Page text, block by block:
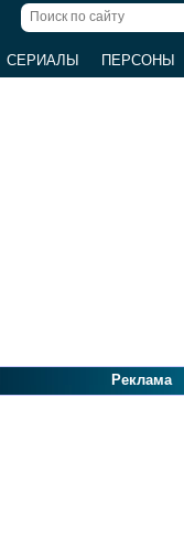
СЕРИАЛЫ ПЕРСОНЫ
Реклама